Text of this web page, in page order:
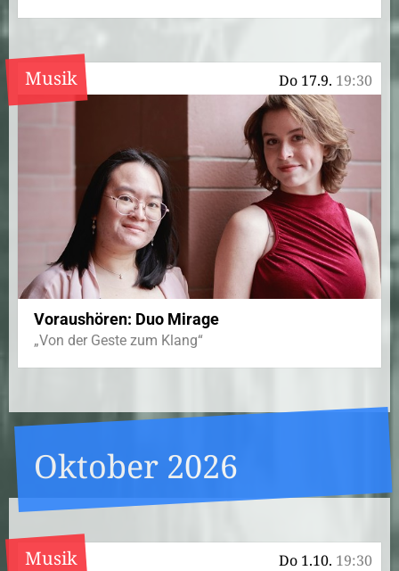
Do 17.9. 19:30
Musik
Voraushören: Duo Mirage
„Von der Geste zum Klang“
Oktober 2026
Do 1.10. 19:30
Musik